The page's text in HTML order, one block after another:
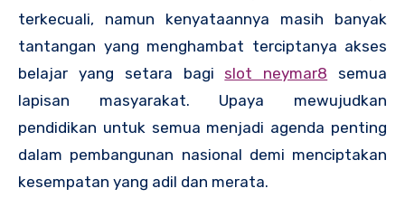
terkecuali, namun kenyataannya masih banyak
tantangan yang menghambat terciptanya akses
belajar yang setara bagi slot neymar8 semua
lapisan masyarakat. Upaya mewujudkan
pendidikan untuk semua menjadi agenda penting
dalam pembangunan nasional demi menciptakan
kesempatan yang adil dan merata.